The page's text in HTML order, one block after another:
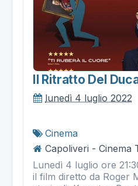
Il Ritratto Del
lunedì 4 luglio 2022
Cinema
Capoliveri - Cinema
Lunedì 4 luglio ore
il film diretto da Roger